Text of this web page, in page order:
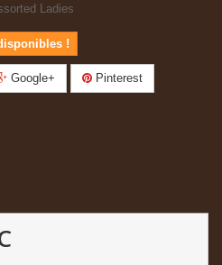
Ladies
!
Google+ Pinterest